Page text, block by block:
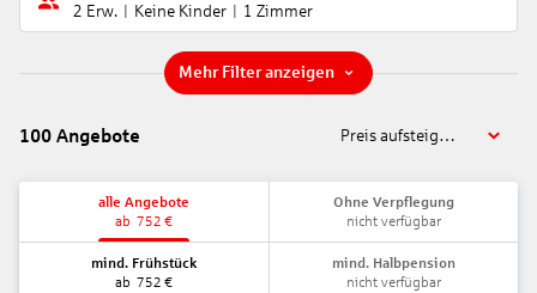
2 Erw. Keine Kinder 1 Zimmer
Mehr Filter anzeigen
100 Angebote Preis aufsteigend
alle Angebote
ab 752 €
Ohne Verpflegung
nicht verfügbar
mind. Frühstück
ab 752 €
mind. Halbpension
nicht verfügbar